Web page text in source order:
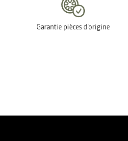
Garantie pièces d'origine